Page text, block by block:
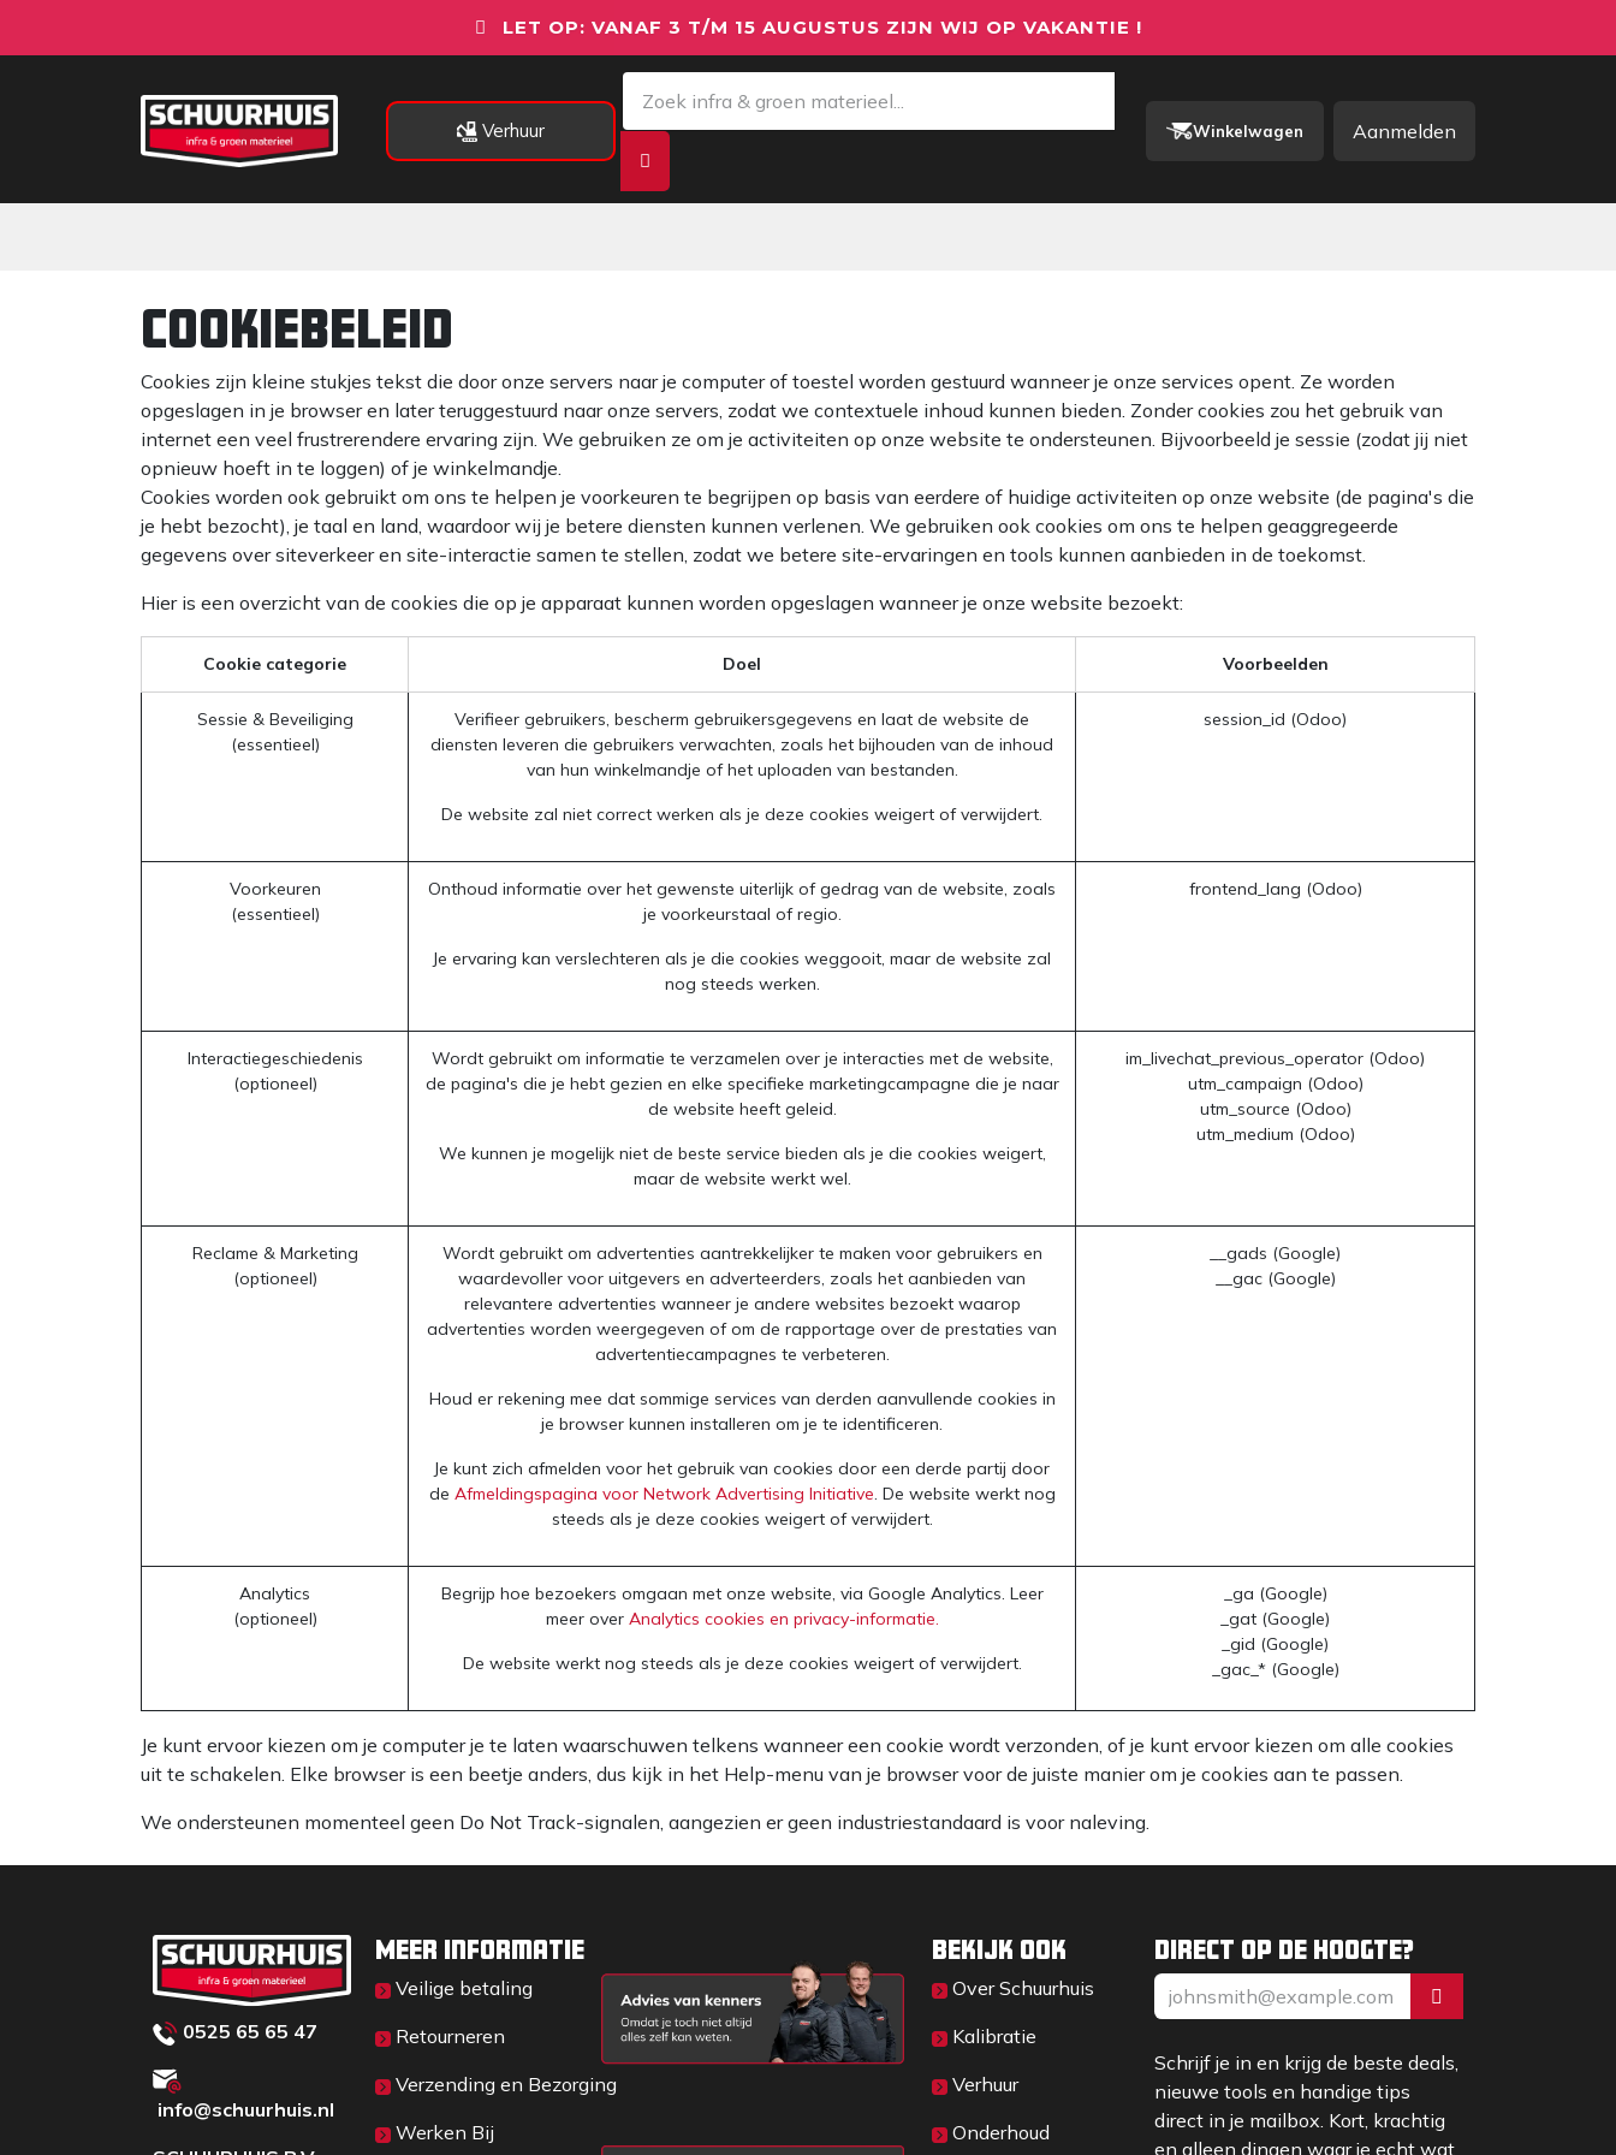
LET OP: VANAF 3 T/M 15 AUGUSTUS ZIJN WIJ OP VAKANTIE !
Verhuur Winkelwagen Aanmelden
Cookiebeleid
Cookies zijn kleine stukjes tekst die door onze servers naar je computer of toestel worden gestuurd wanneer je onze services opent. Ze worden
opgeslagen in je browser en later teruggestuurd naar onze servers, zodat we contextuele inhoud kunnen bieden. Zonder cookies zou het gebruik van
internet een veel frustrerendere ervaring zijn. We gebruiken ze om je activiteiten op onze website te ondersteunen. Bijvoorbeeld je sessie (zodat jij niet
opnieuw hoeft in te loggen) of je winkelmandje.
Cookies worden ook gebruikt om ons te helpen je voorkeuren te begrijpen op basis van eerdere of huidige activiteiten op onze website (de pagina's die
je hebt bezocht), je taal en land, waardoor wij je betere diensten kunnen verlenen. We gebruiken ook cookies om ons te helpen geaggregeerde
gegevens over siteverkeer en site-interactie samen te stellen, zodat we betere site-ervaringen en tools kunnen aanbieden in de toekomst.
Hier is een overzicht van de cookies die op je apparaat kunnen worden opgeslagen wanneer je onze website bezoekt:
Cookie categorie Doel Voorbeelden
Sessie & Beveiliging
(essentieel)
Verifieer gebruikers, bescherm gebruikersgegevens en laat de website de
diensten leveren die gebruikers verwachten, zoals het bijhouden van de inhoud
van hun winkelmandje of het uploaden van bestanden.
De website zal niet correct werken als je deze cookies weigert of verwijdert.
session_id (Odoo)
Voorkeuren
(essentieel)
Onthoud informatie over het gewenste uiterlijk of gedrag van de website, zoals
je voorkeurstaal of regio.
Je ervaring kan verslechteren als je die cookies weggooit, maar de website zal
nog steeds werken.
frontend_lang (Odoo)
Interactiegeschiedenis
(optioneel)
Wordt gebruikt om informatie te verzamelen over je interacties met de website,
de pagina's die je hebt gezien en elke specifieke marketingcampagne die je naar
de website heeft geleid.
We kunnen je mogelijk niet de beste service bieden als je die cookies weigert,
maar de website werkt wel.
im_livechat_previous_operator (Odoo)
utm_campaign (Odoo)
utm_source (Odoo)
utm_medium (Odoo)
Reclame & Marketing
(optioneel)
Wordt gebruikt om advertenties aantrekkelijker te maken voor gebruikers en
waardevoller voor uitgevers en adverteerders, zoals het aanbieden van
relevantere advertenties wanneer je andere websites bezoekt waarop
advertenties worden weergegeven of om de rapportage over de prestaties van
advertentiecampagnes te verbeteren.
Houd er rekening mee dat sommige services van derden aanvullende cookies in
je browser kunnen installeren om je te identificeren.
Je kunt zich afmelden voor het gebruik van cookies door een derde partij door
de Afmeldingspagina voor Network Advertising Initiative . De website werkt nog
steeds als je deze cookies weigert of verwijdert.
__gads (Google)
__gac (Google)
Analytics
(optioneel)
Begrijp hoe bezoekers omgaan met onze website, via Google Analytics. Leer
meer over Analytics cookies en privacy-informatie.
De website werkt nog steeds als je deze cookies weigert of verwijdert.
_ga (Google)
_gat (Google)
_gid (Google)
_gac_* (Google)
Je kunt ervoor kiezen om je computer je te laten waarschuwen telkens wanneer een cookie wordt verzonden, of je kunt ervoor kiezen om alle cookies
uit te schakelen. Elke browser is een beetje anders, dus kijk in het Help-menu van je browser voor de juiste manier om je cookies aan te passen.
We ondersteunen momenteel geen Do Not Track-signalen, aangezien er geen industriestandaard is voor naleving.
Direct op de hoogte?
Schrijf je in en krijg de beste deals,
nieuwe tools en handige tips
direct in je mailbox. Kort, krachtig
en alleen dingen waar je echt wat
Bekijk ook
Over Sc​huurhuis
Kalibratie
Verhuur
Onderhoud
0525 65 65 47
info@schuurhuis.nl
Meer informatie
Veilige betaling
Retourneren
Verzending en Bezorging
Werken Bij